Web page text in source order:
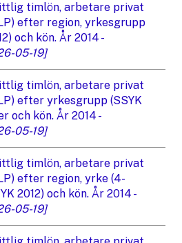
timlön, arbetare privat
efter region, yrkesgrupp
och kön. År 2014 -
05-19]
timlön, arbetare privat
efter yrkesgrupp (SSYK
och kön. År 2014 -
05-19]
timlön, arbetare privat
efter region, yrke (4-
2012) och kön. År 2014 -
05-19]